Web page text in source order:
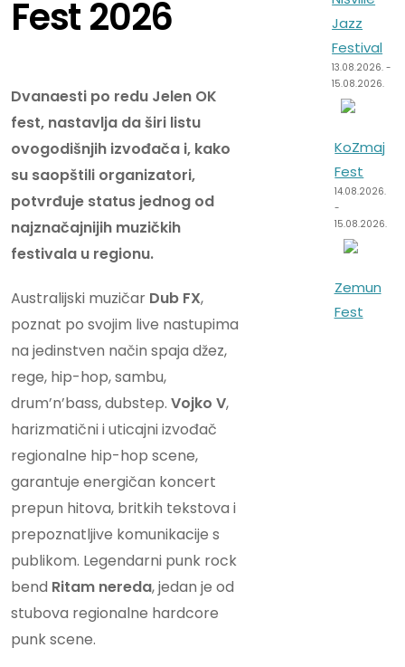
Fest 2026
Dvanaesti po redu Jelen OK
fest, nastavlja da širi listu
ovogodišnjih izvođača i, kako
su saopštili organizatori,
potvrđuje status jednog od
najznačajnijih muzičkih
festivala u regionu.
Australijski muzičar Dub FX,
poznat po svojim live nastupima
na jedinstven način spaja džez,
rege, hip-hop, sambu,
drum’n’bass, dubstep. Vojko V,
harizmatični i uticajni izvođač
regionalne hip-hop scene,
garantuje energičan koncert
prepun hitova, britkih tekstova i
prepoznatljive komunikacije s
publikom. Legendarni punk rock
bend Ritam nereda, jedan je od
stubova regionalne hardcore
punk scene.
Jazz
Festival
13.08.2026. -
15.08.2026.
KoZmaj
Fest
14.08.2026.
-
15.08.2026.
Zemun
Fest
Summer
Well
07.08.2026.
-
09.08.2026.
Punk
Rock
Holiday
14.08.2026.
Špancirfest